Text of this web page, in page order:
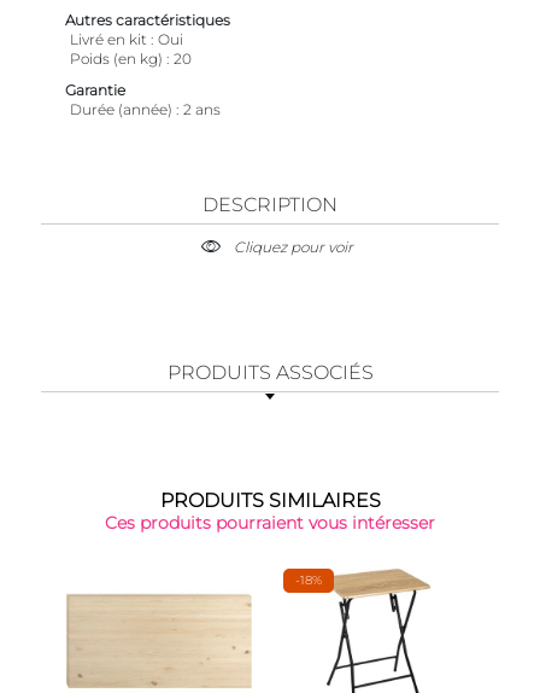
Autres caractéristiques
Livré en kit Oui
Poids (en kg)
20
Garantie
Durée (année)
2 ans
DESCRIPTION
Cliquez pour voir
PRODUITS ASSOCIÉS
PRODUITS SIMILAIRES
Ces produits pourraient vous intéresser
-18%